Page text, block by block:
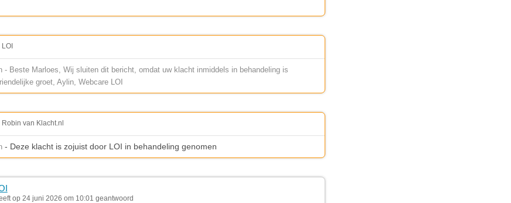
- Beste Marloes, Wij sluiten dit bericht, omdat uw klacht inmiddels in behandeling is
groet, Aylin, Webcare LOI
van Klacht.nl
- Deze klacht is zojuist door LOI in behandeling genomen
op 24 juni 2026 om 10:01 geantwoord